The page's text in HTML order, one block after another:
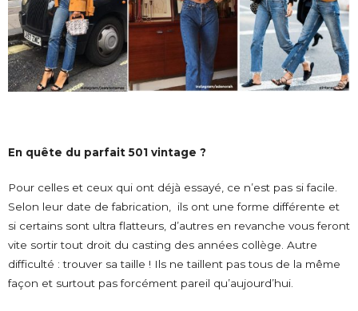
En quête du parfait 501 vintage ?
Pour celles et ceux qui ont déjà essayé, ce n’est pas si facile.
Selon leur date de fabrication, ils ont une forme différente et
si certains sont ultra flatteurs, d’autres en revanche vous feront
vite sortir tout droit du casting des années collège. Autre
difficulté : trouver sa taille ! Ils ne taillent pas tous de la même
façon et surtout pas forcément pareil qu’aujourd’hui.